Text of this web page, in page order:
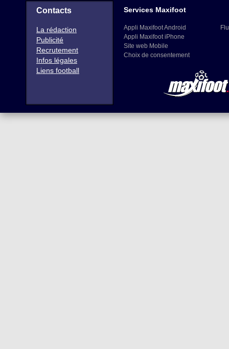
Contacts
La rédaction
Publicité
Recrutement
Infos légales
Liens football
Services Maxifoot
Appli Maxifoot Android
Appli Maxifoot iPhone
Site web Mobile
Choix de consentement